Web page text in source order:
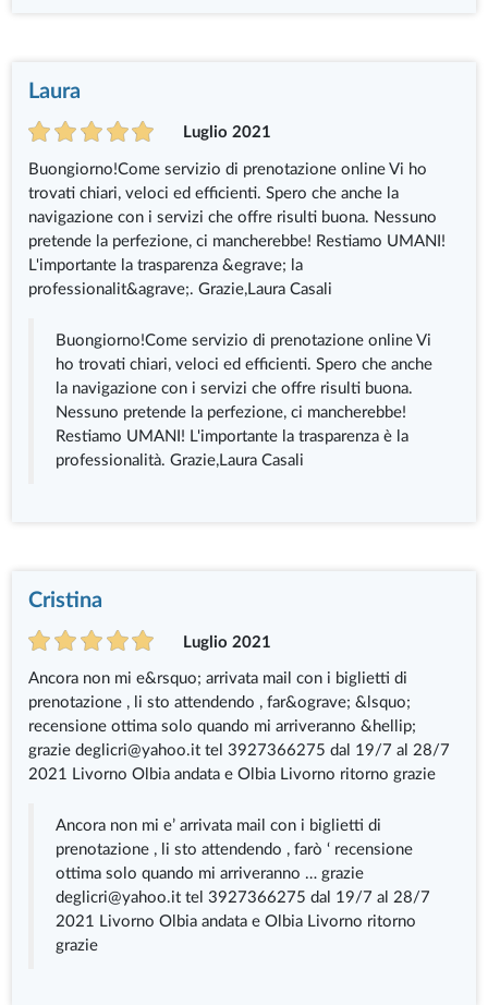
Laura
Luglio 2021
Buongiorno!Come servizio di prenotazione online Vi ho
trovati chiari, veloci ed efficienti. Spero che anche la
navigazione con i servizi che offre risulti buona. Nessuno
pretende la perfezione, ci mancherebbe! Restiamo UMANI!
L'importante la trasparenza &egrave; la
professionalit&agrave;. Grazie,Laura Casali
Buongiorno!Come servizio di prenotazione online Vi
ho trovati chiari, veloci ed efficienti. Spero che anche
la navigazione con i servizi che offre risulti buona.
Nessuno pretende la perfezione, ci mancherebbe!
Restiamo UMANI! L'importante la trasparenza è la
professionalità. Grazie,Laura Casali
Cristina
Luglio 2021
Ancora non mi e&rsquo; arrivata mail con i biglietti di
prenotazione , li sto attendendo , far&ograve; &lsquo;
recensione ottima solo quando mi arriveranno &hellip;
grazie deglicri@yahoo.it tel 3927366275 dal 19/7 al 28/7
2021 Livorno Olbia andata e Olbia Livorno ritorno grazie
Ancora non mi e’ arrivata mail con i biglietti di
prenotazione , li sto attendendo , farò ‘ recensione
ottima solo quando mi arriveranno … grazie
deglicri@yahoo.it tel 3927366275 dal 19/7 al 28/7
2021 Livorno Olbia andata e Olbia Livorno ritorno
grazie